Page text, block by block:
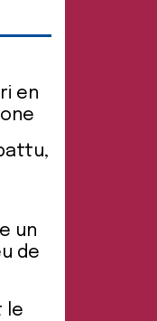
en
un
de
le